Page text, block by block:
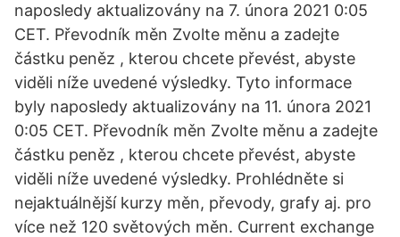
naposledy aktualizovány na 7. února 2021 0:05
CET. Převodník měn Zvolte měnu a zadejte
částku peněz , kterou chcete převést, abyste
viděli níže uvedené výsledky. Tyto informace
byly naposledy aktualizovány na 11. února 2021
0:05 CET. Převodník měn Zvolte měnu a zadejte
částku peněz , kterou chcete převést, abyste
viděli níže uvedené výsledky. Prohlédněte si
nejaktuálnější kurzy měn, převody, grafy aj. pro
více než 120 světových měn. Current exchange